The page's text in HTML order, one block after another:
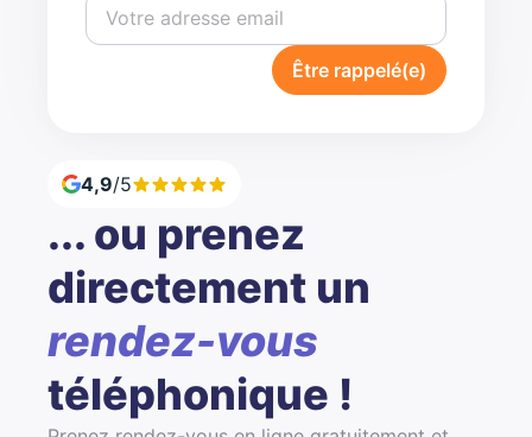
Être rappelé(e)
4,9/5
... ou prenez
directement un
rendez-vous
téléphonique !